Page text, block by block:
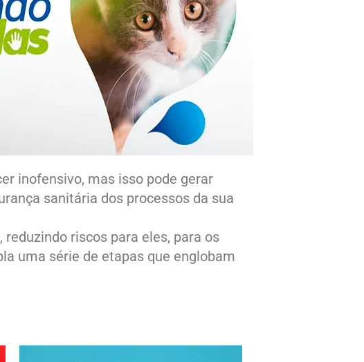
inofensivo, mas isso pode gerar
sanitária dos processos da sua
riscos para eles, para os
uma série de etapas que englobam